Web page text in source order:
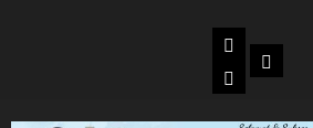
Beranda
BPBD